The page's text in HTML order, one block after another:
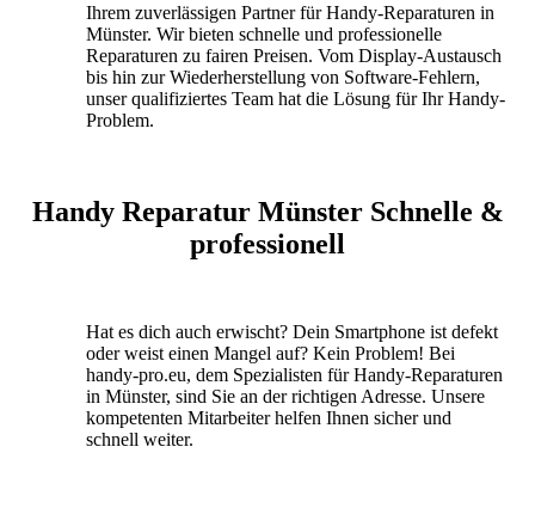
Ihrem zuverlässigen Partner für Handy-Reparaturen in
Münster. Wir bieten schnelle und professionelle
Reparaturen zu fairen Preisen. Vom Display-Austausch
bis hin zur Wiederherstellung von Software-Fehlern,
unser qualifiziertes Team hat die Lösung für Ihr Handy-
Problem.
Handy Reparatur Münster Schnelle &
professionell
Hat es dich auch erwischt? Dein Smartphone ist defekt
oder weist einen Mangel auf? Kein Problem! Bei
handy-pro.eu, dem Spezialisten für Handy-Reparaturen
in Münster, sind Sie an der richtigen Adresse. Unsere
kompetenten Mitarbeiter helfen Ihnen sicher und
schnell weiter.